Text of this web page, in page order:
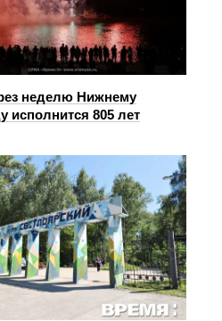
неделю Нижнему
исполнится 805 лет